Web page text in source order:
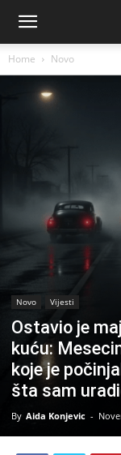
Home Novo
Novo Vijesti
Ostavio je
kuću:
koje je
šta sam
By Aida Konjevic -